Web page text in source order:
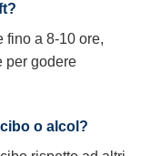
?
fino a 8-10 ore,
per godere
o alcol?